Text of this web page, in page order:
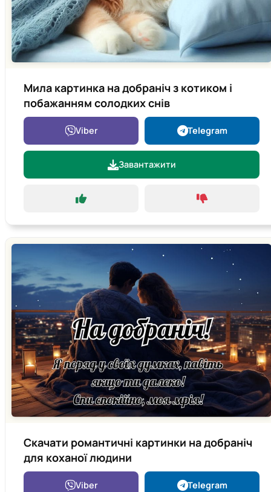
Мила картинка на добраніч з котиком і
побажанням солодких снів
Viber Telegram
Завантажити
Скачати романтичні картинки на добраніч
для коханої людини
Viber Telegram